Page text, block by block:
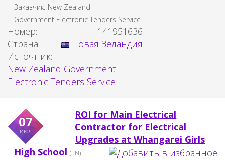
Заказчик: New Zealand
Government Electronic Tenders Service
Номер:
141951636
Страна:
Новая Зеландия
Источник:
New Zealand Government
Electronic Tenders Service
07
июл
ROI for Main Electrical
Contractor for Electrical
Upgrades at Whangarei Girls
High School (EN)